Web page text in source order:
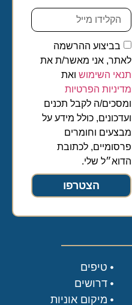
בביצוע ההרשמה
לאתר, אני מאשר/ת את
תנאי השימושואת
מדיניות הפרטיות
ומסכים/ה לקבל תכנים
ועדכונים, כולל מידע על
מבצעים וחומרים
פרסומיים, לכתובת
הדוא״ל שלי.
הצטרפו
טיפים
דרושים
מיקום אוניות